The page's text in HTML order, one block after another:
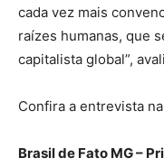
cada vez mais
raízes humanas, que
capitalista global”,
Confira a entrevista
Brasil de Fato MG –